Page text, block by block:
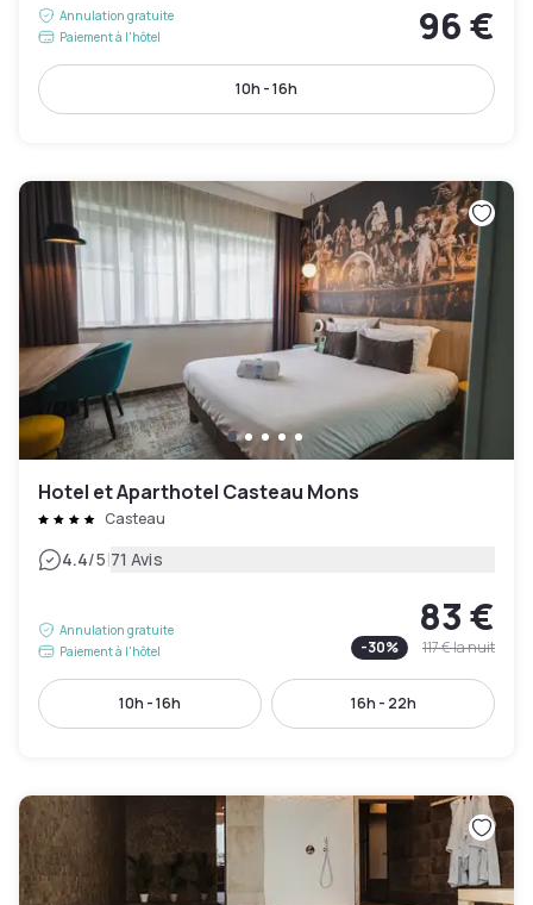
Annulation gratuite
Paiement à l'hôtel
96 €
10h - 16h
Hotel et Aparthotel Casteau Mons
Casteau
4.4/5|71 Avis
Annulation gratuite
Paiement à l'hôtel
83 €
-30% 117 €la nuit
10h - 16h 16h - 22h